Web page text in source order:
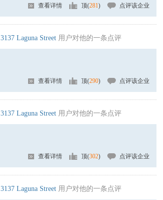
查看详情 顶(281) 点评该企业
3137 Laguna Street 用户对他的一条点评
查看详情 顶(290) 点评该企业
3137 Laguna Street 用户对他的一条点评
查看详情 顶(302) 点评该企业
3137 Laguna Street 用户对他的一条点评